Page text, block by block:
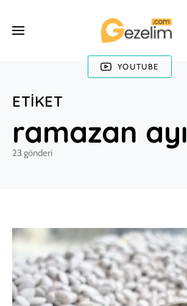
YOUTUBE
ETIKET
ramazan ayı
23 gönderi